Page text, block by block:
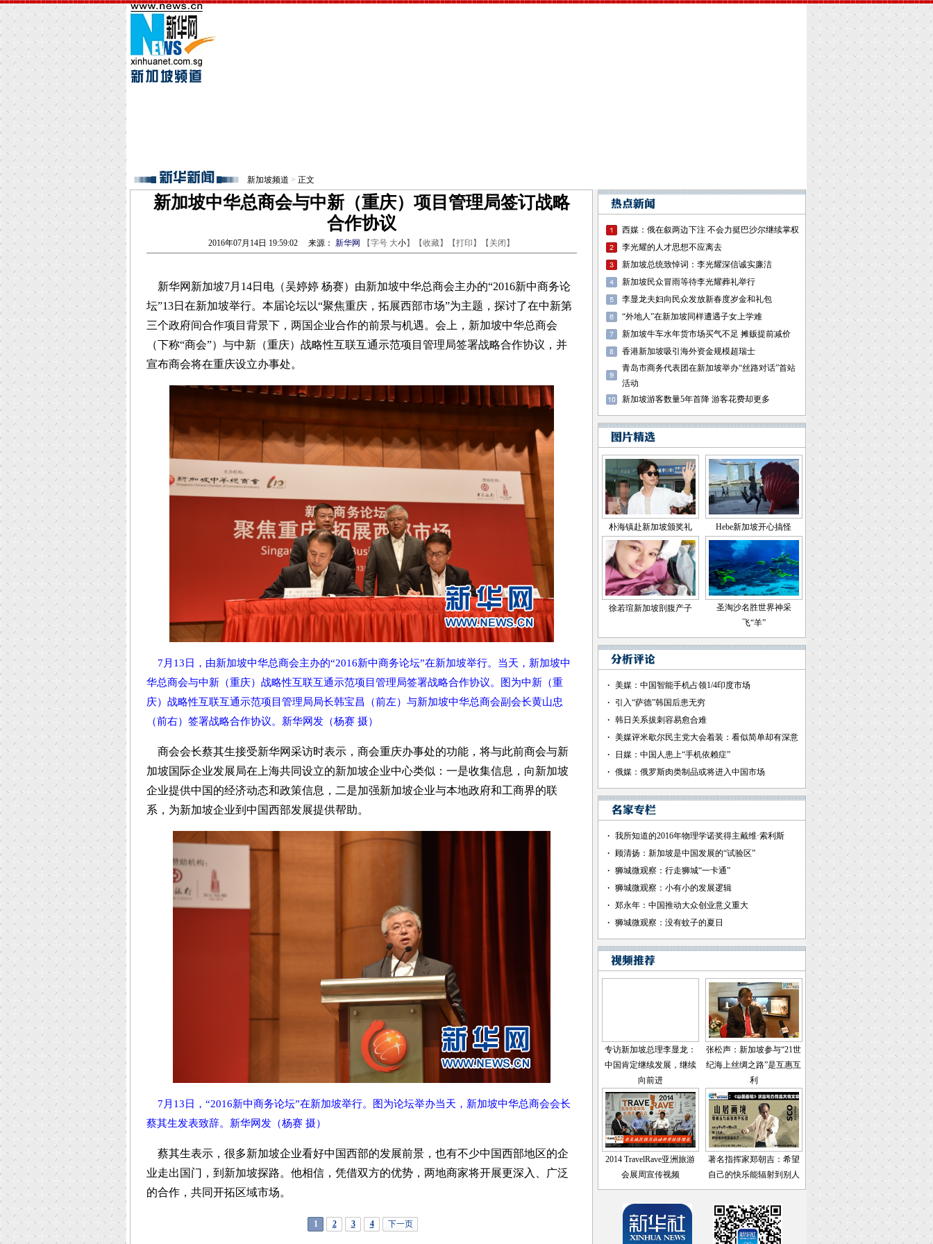
新加坡频道 > 正文
新加坡中华总商会与中新（重庆）项目管理局签订战略
合作协议
2016年07月14日 19:59:02 来源： 新华网 【字号 大小】【收藏】【打印 】【 关闭 】
新华网新加坡7月14日电（吴婷婷 杨赛）由新加坡中华总商会主办的“2016新中商务论
坛”13日在新加坡举行。本届论坛以“聚焦重庆，拓展西部市场”为主题，探讨了在中新第
三个政府间合作项目背景下，两国企业合作的前景与机遇。会上，新加坡中华总商会
（下称“商会”）与中新（重庆）战略性互联互通示范项目管理局签署战略合作协议，并
宣布商会将在重庆设立办事处。
7月13日，由新加坡中华总商会主办的“2016新中商务论坛”在新加坡举行。当天，新加坡中
华总商会与中新（重庆）战略性互联互通示范项目管理局签署战略合作协议。图为中新（重
庆）战略性互联互通示范项目管理局局长韩宝昌（前左）与新加坡中华总商会副会长黄山忠
（前右）签署战略合作协议。新华网发（杨赛 摄）
商会会长蔡其生接受新华网采访时表示，商会重庆办事处的功能，将与此前商会与新
加坡国际企业发展局在上海共同设立的新加坡企业中心类似：一是收集信息，向新加坡
企业提供中国的经济动态和政策信息，二是加强新加坡企业与本地政府和工商界的联
系，为新加坡企业到中国西部发展提供帮助。
7月13日，“2016新中商务论坛”在新加坡举行。图为论坛举办当天，新加坡中华总商会会长
蔡其生发表致辞。新华网发（杨赛 摄）
蔡其生表示，很多新加坡企业看好中国西部的发展前景，也有不少中国西部地区的企
业走出国门，到新加坡探路。他相信，凭借双方的优势，两地商家将开展更深入、广泛
的合作，共同开拓区域市场。
1 2 3 4 下一页